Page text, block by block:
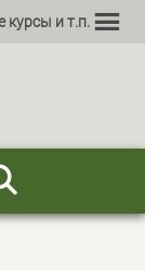
курсы и т.п.